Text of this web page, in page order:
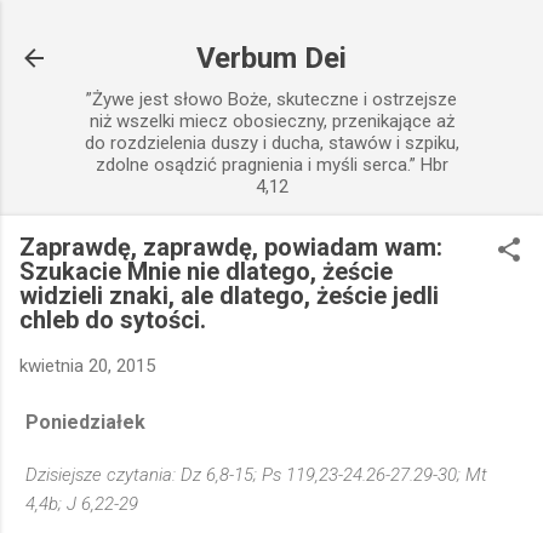
Verbum Dei
”Żywe jest słowo Boże, skuteczne i ostrzejsze
niż wszelki miecz obosieczny, przenikające aż
do rozdzielenia duszy i ducha, stawów i szpiku,
zdolne osądzić pragnienia i myśli serca.” Hbr
4,12
Zaprawdę, zaprawdę, powiadam wam:
Szukacie Mnie nie dlatego, żeście
widzieli znaki, ale dlatego, żeście jedli
chleb do sytości.
kwietnia 20, 2015
Poniedziałek
Dzisiejsze czytania: Dz 6,8-15; Ps 119,23-24.26-27.29-30; Mt
4,4b; J 6,22-29